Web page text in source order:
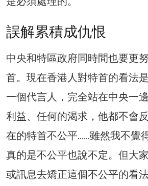
誤解累積成仇恨
中央和特區政府同時間也要更
首。現在香港人對特首的看法
一個代言人，完全站在中央一
利益、任何的渴求，他都不會
在的特首不公平……雖然我不覺
真的是不公平也說不定。但大
或訊息去矯正這個不公平的看